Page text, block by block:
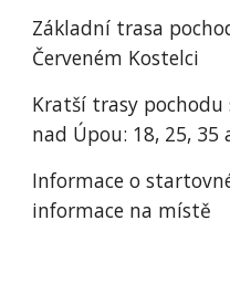
Základní trasa
Červeném Kostelci
Kratší trasy pochodu
nad Úpou: 18, 25, 35
Informace o
informace na místě